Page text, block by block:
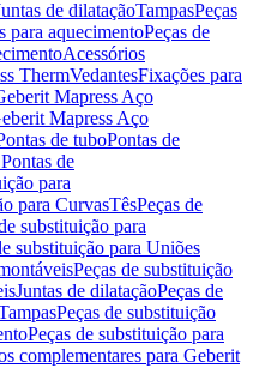
de dilataçãoTampasPeças
para aquecimentoPeças de
Acessórios
ThermVedantesFixações para
Mapress Aço
Mapress Aço
de tuboPontas de
de
para
para CurvasTêsPeças de
substituição para
substituição para Uniões
Peças de substituição
Juntas de dilataçãoPeças de
Peças de substituição
Peças de substituição para
complementares para Geberit